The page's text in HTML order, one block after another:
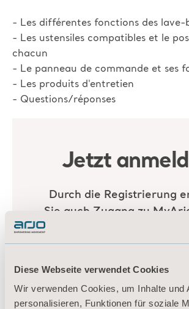
Diese Webseite verwendet Cookies
Wir verwenden Cookies, um Inhalte und
personalisieren, Funktionen für soziale
- Les différentes fonctions des lave-
- Les ustensiles compatibles et le
chacun
- Le panneau de commande et ses
- Les produits d'entretien
- Questions/réponses